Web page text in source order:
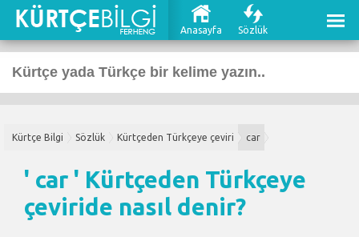
Anasayfa Sözlük
Kürtçe Bilgi Sözlük Kürtçeden Türkçeye çeviri car
' car ' Kürtçeden Türkçeye
çeviride nasıl denir?